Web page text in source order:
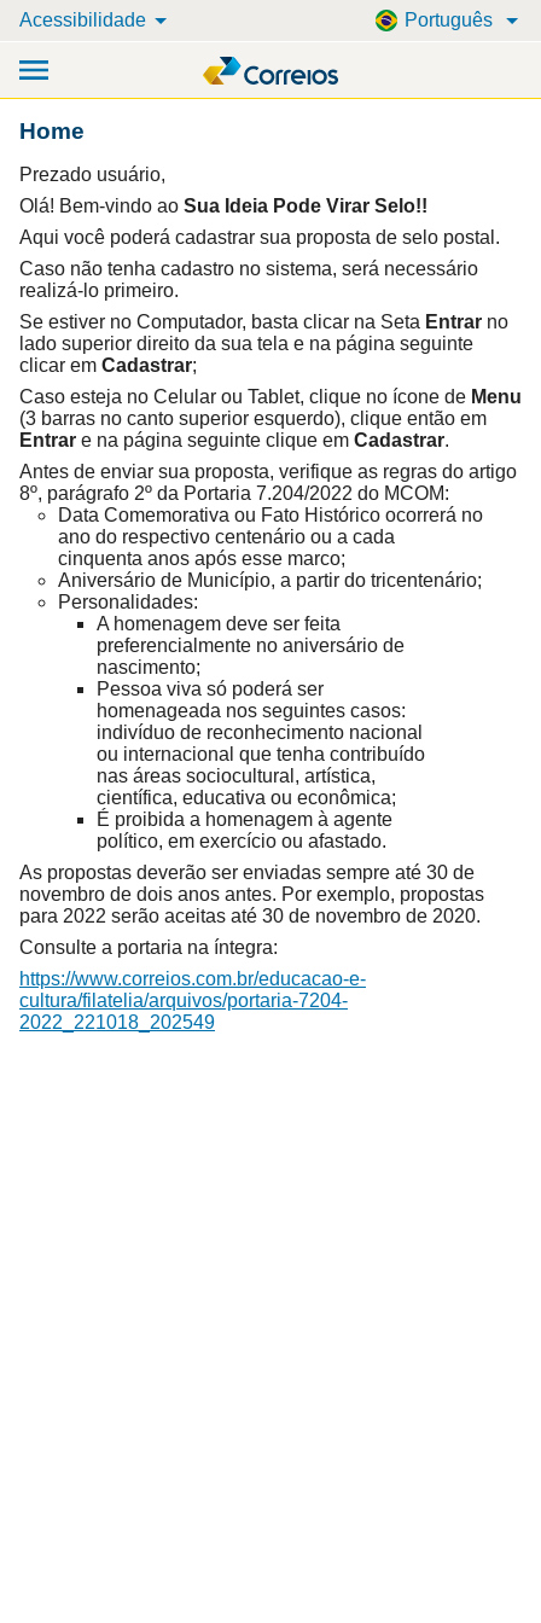
Acessibilidade Português
Home
Prezado usuário,
Olá! Bem-vindo ao Sua Ideia Pode Virar Selo!!
Aqui você poderá cadastrar sua proposta de selo postal.
Caso não tenha cadastro no sistema, será necessário
realizá-lo primeiro.
Se estiver no Computador, basta clicar na Seta Entrar no
lado superior direito da sua tela e na página seguinte
clicar em Cadastrar;
Caso esteja no Celular ou Tablet, clique no ícone de Menu
(3 barras no canto superior esquerdo), clique então em
Entrar e na página seguinte clique em Cadastrar.
Antes de enviar sua proposta, verifique as regras do artigo
8º, parágrafo 2º da Portaria 7.204/2022 do MCOM:
Data Comemorativa ou Fato Histórico ocorrerá no
ano do respectivo centenário ou a cada
cinquenta anos após esse marco;
Aniversário de Município, a partir do tricentenário;
Personalidades:
A homenagem deve ser feita
preferencialmente no aniversário de
nascimento;
Pessoa viva só poderá ser
homenageada nos seguintes casos:
indivíduo de reconhecimento nacional
ou internacional que tenha contribuído
nas áreas sociocultural, artística,
científica, educativa ou econômica;
É proibida a homenagem à agente
político, em exercício ou afastado.
As propostas deverão ser enviadas sempre até 30 de
novembro de dois anos antes. Por exemplo, propostas
para 2022 serão aceitas até 30 de novembro de 2020.
Consulte a portaria na íntegra:
https://www.correios.com.br/educacao-e-
cultura/filatelia/arquivos/portaria-7204-
2022_221018_202549